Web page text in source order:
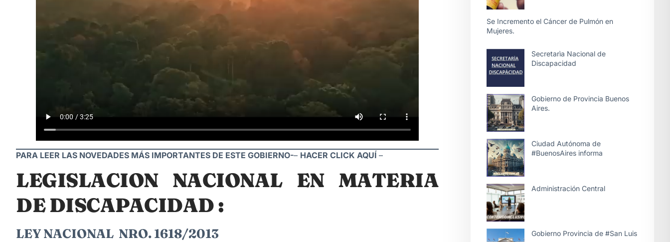
PARA LEER LAS NOVEDADES MÁS IMPORTANTES DE ESTE GOBIERNO-– HACER CLICK AQUÍ –
LEGISLACION NACIONAL EN MATERIA
DE DISCAPACIDAD :
LEY NACIONAL NRO. 1618/2013
Se Incremento el Cáncer de Pulmón en
Mujeres.
Secretarìa Nacional de
Discapacidad
Gobierno de Provincia Buenos
Aires.
Ciudad Autónoma de
#BuenosAires informa
Administración Central
Gobierno Provincia de #San Luis